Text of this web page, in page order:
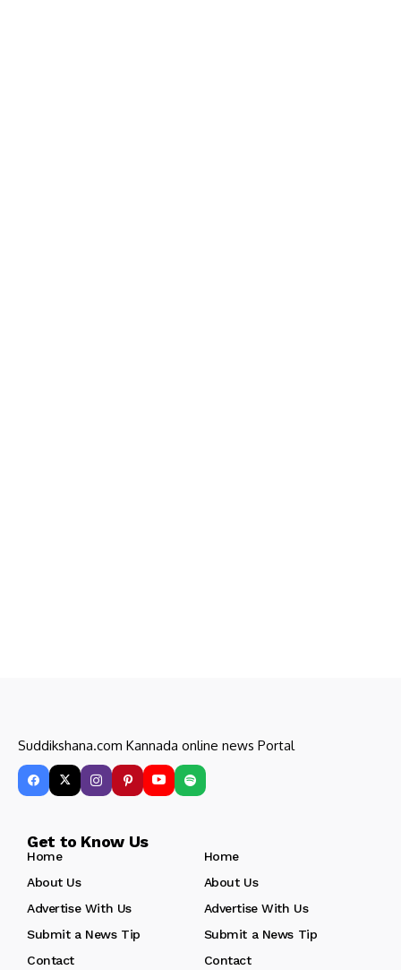
Suddikshana.com Kannada online news Portal
Get to Know Us
Home
Home
About Us
About Us
Advertise With Us
Advertise With Us
Submit a News Tip
Submit a News Tip
Contact
Contact